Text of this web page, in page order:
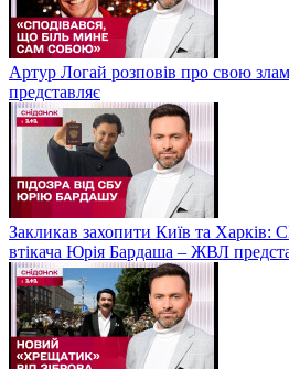
Артур Логай розповів про свою
представляє
Закликав захопити Київ та Харків:
втікача Юрія Бардаша – ЖВЛ